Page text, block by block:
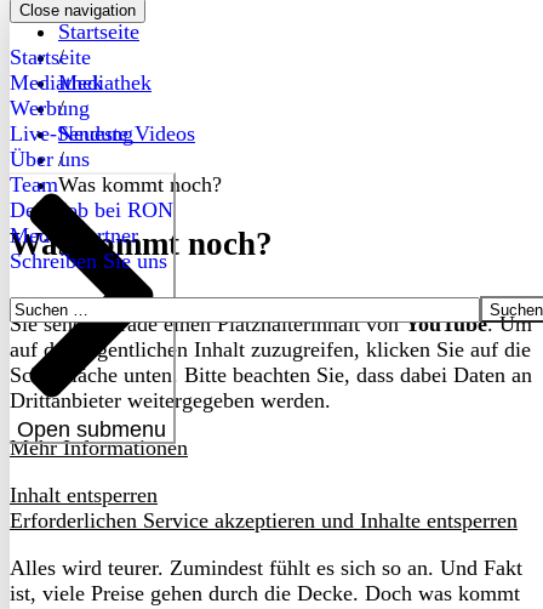
Close navigation
Startseite
Mediathek
Werbung
Live-Sendung
Über uns
Open submenu
Team
Dein Job bei RON
Medienpartner
Schreiben Sie uns
Suchen
nach:
Startseite
/
Mediathek
/
Neueste Videos
/
Was kommt noch?
Was kommt noch?
Sie sehen gerade einen Platzhalterinhalt vonYouTube. Um
auf den eigentlichen Inhalt zuzugreifen, klicken Sie auf die
Schaltfläche unten. Bitte beachten Sie, dass dabei Daten an
Drittanbieter weitergegeben werden.
Mehr Informationen
Inhalt entsperren
Erforderlichen Service akzeptieren und Inhalte entsperren
Alles wird teurer. Zumindest fühlt es sich so an. Und Fakt
ist, viele Preise gehen durch die Decke. Doch was kommt